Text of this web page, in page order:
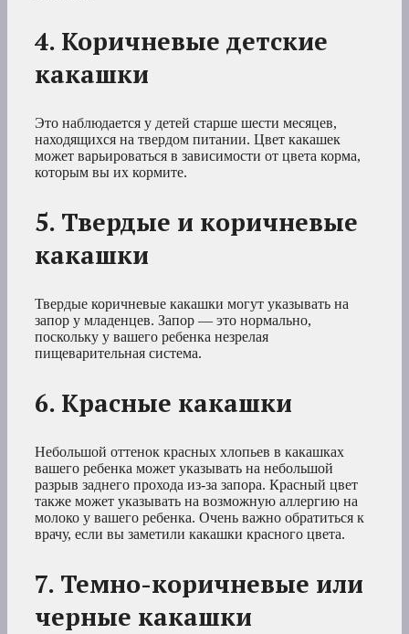
4. Коричневые детские
какашки
Это наблюдается у детей старше шести месяцев,
находящихся на твердом питании. Цвет какашек
может варьироваться в зависимости от цвета корма,
которым вы их кормите.
5. Твердые и коричневые
какашки
Твердые коричневые какашки могут указывать на
запор у младенцев. Запор — это нормально,
поскольку у вашего ребенка незрелая
пищеварительная система.
6. Красные какашки
Небольшой оттенок красных хлопьев в какашках
вашего ребенка может указывать на небольшой
разрыв заднего прохода из-за запора. Красный цвет
также может указывать на возможную аллергию на
молоко у вашего ребенка. Очень важно обратиться к
врачу, если вы заметили какашки красного цвета.
7. Темно-коричневые или
черные какашки